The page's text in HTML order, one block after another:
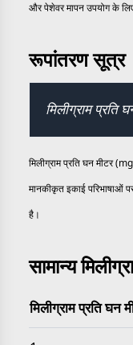
और पेशेवर मापन उपयोग के
रूपांतरण सूत्र
मिलीग्राम
मिलीग्राम प्रति घन मीटर
मानकीकृत इकाई परिभाषाओं
है।
सामान्य
सामान्य मिलीग्राम
मिलीग्राम प्रति घन